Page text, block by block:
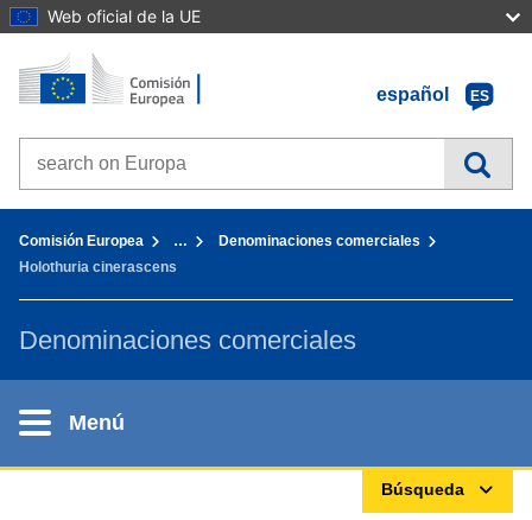
Web oficial de la UE
Ir al contenido
Inicio - Comisión Europea
español
ES
Search on Europa websites
Comisión Europea …
Denominaciones comerciales
Holothuria cinerascens
Denominaciones comerciales
Menú
Búsqueda